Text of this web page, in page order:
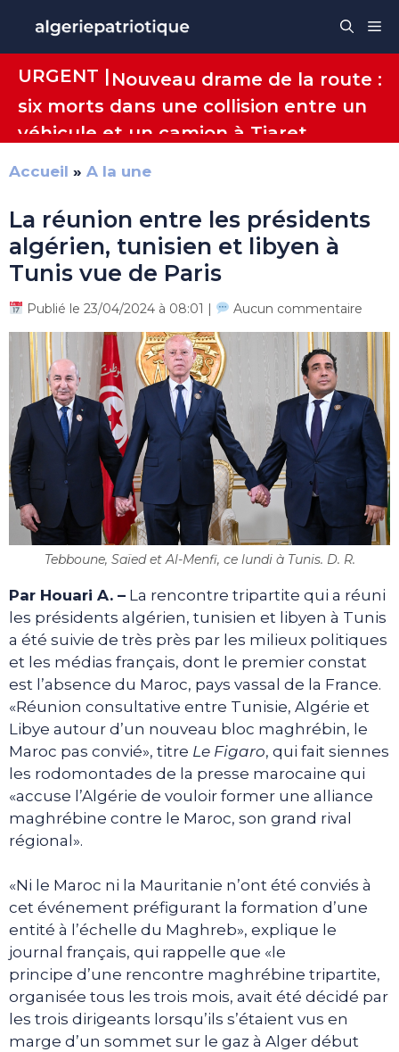
contenu
URGENT | Nouveau drame de la route :
six morts dans une collision entre un
véhicule et un camion à Tiaret
Accueil » A la une
La réunion entre les présidents
algérien, tunisien et libyen à
Tunis vue de Paris
Publié le 23/04/2024 à 08:01 | Aucun commentaire
Tebboune, Saïed et Al-Menfi, ce lundi à Tunis. D. R.
Par Houari A. – La rencontre tripartite qui a réuni
les présidents algérien, tunisien et libyen à Tunis
a été suivie de très près par les milieux politiques
et les médias français, dont le premier constat
est l’absence du Maroc, pays vassal de la France.
«Réunion consultative entre Tunisie, Algérie et
Libye autour d’un nouveau bloc maghrébin, le
Maroc pas convié», titre Le Figaro, qui fait siennes
les rodomontades de la presse marocaine qui
«accuse l’Algérie de vouloir former une alliance
maghrébine contre le Maroc, son grand rival
régional».
«Ni le Maroc ni la Mauritanie n’ont été conviés à
cet événement préfigurant la formation d’une
entité à l’échelle du Maghreb», explique le
journal français, qui rappelle que «le
principe d’une rencontre maghrébine tripartite,
organisée tous les trois mois, avait été décidé par
les trois dirigeants lorsqu’ils s’étaient vus en
marge d’un sommet sur le gaz à Alger début